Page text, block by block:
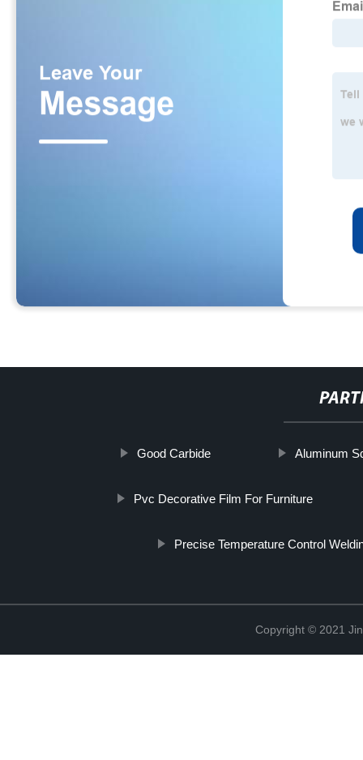
Good Carbide Aluminum
Pvc Decorative Film For Furniture
Precise Temperature Control
Copyright © 2021